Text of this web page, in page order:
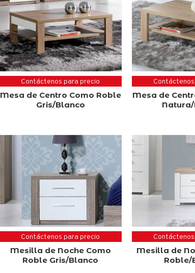
Contáctenos para precio
Mesa de Centro Como Roble
Gris/Blanco
Mesa de
Contáctenos para precio
Mesilla de Noche Como
Roble Gris/Blanco
Mesilla de
Roble/